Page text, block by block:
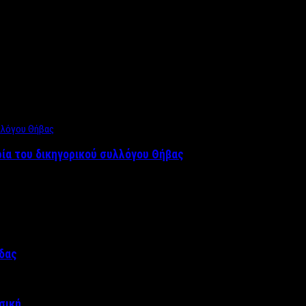
του δικηγορικού συλλόγου Θήβας